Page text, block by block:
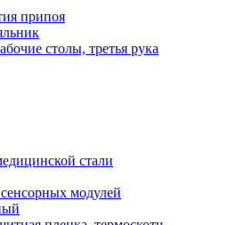
припоя
столы, третья рука
стали
модулей